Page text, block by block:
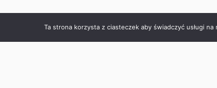
Ta strona korzysta z ciasteczek aby świadczyć usługi